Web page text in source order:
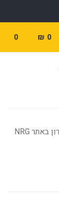
₪ 0
0
כתבה על גיא בן צבי התפרסמה ביום שישי האחרון באתר NRG